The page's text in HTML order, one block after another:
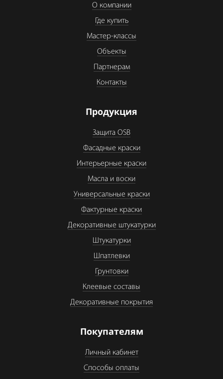
О компании
Где купить
Мастер-классы
Объекты
Партнерам
Контакты
Продукция
Защита OSB
Фасадные краски
Интерьерные краски
Масла и воски
Универсальные краски
Фактурные краски
Декоративные штукатурки
Штукатурки
Шпатлевки
Грунтовки
Клеевые составы
Декоративные покрытия
Покупателям
Личный кабинет
Способы оплаты